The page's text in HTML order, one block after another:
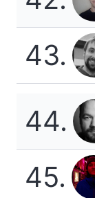
43.
44.
45.